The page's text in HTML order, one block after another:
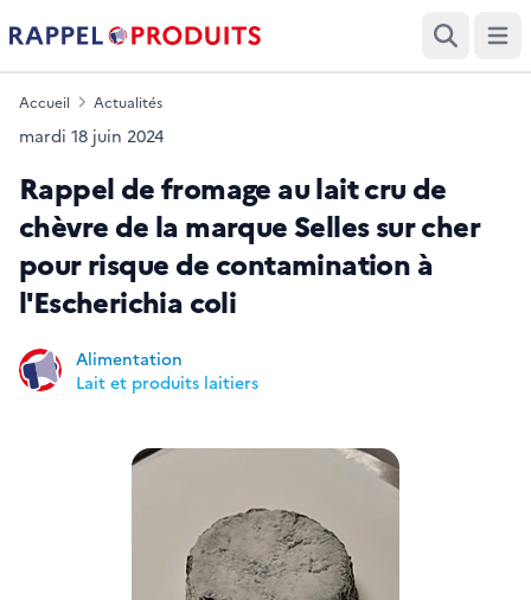
Accueil Actualités
Rappel de fromage au lait cru de
chèvre de la marque Selles sur cher
pour risque de contamination à
l'Escherichia coli
mardi 18 juin 2024
Alimentation
Lait et produits laitiers